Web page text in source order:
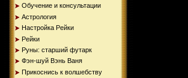
Обучение и консультации
Астрология
Настройка Рейки
Рейки
Руны: старший футарк
Фэн-шуй Вэнь Ваня
Прикоснись к волшебству